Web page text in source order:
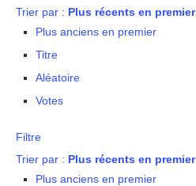
Trier par : Plus récents en premier
Plus anciens en premier
Titre
Aléatoire
Votes
Filtre
Trier par : Plus récents en premier
Plus anciens en premier